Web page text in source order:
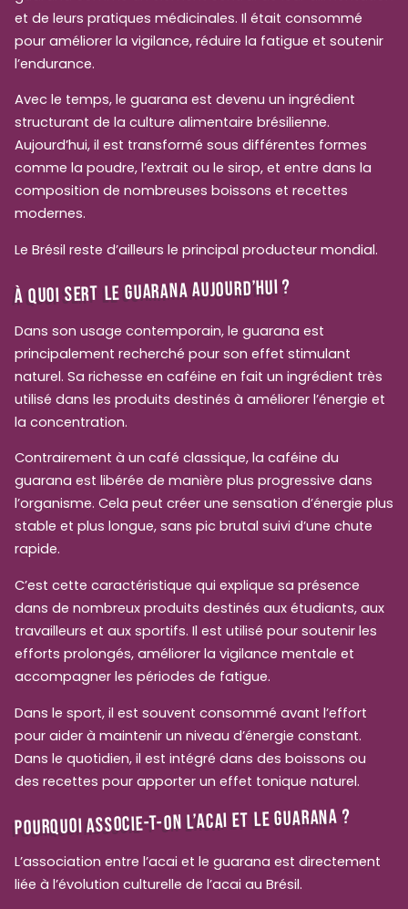
et de leurs pratiques médicinales. Il était consommé
pour améliorer la vigilance, réduire la fatigue et soutenir
l’endurance.
Avec le temps, le guarana est devenu un ingrédient
structurant de la culture alimentaire brésilienne.
Aujourd’hui, il est transformé sous différentes formes
comme la poudre, l’extrait ou le sirop, et entre dans la
composition de nombreuses boissons et recettes
modernes.
Le Brésil reste d’ailleurs le principal producteur mondial.
À QUOI SERT LE GUARANA AUJOURD’HUI ?
Dans son usage contemporain, le guarana est
principalement recherché pour son effet stimulant
naturel. Sa richesse en caféine en fait un ingrédient très
utilisé dans les produits destinés à améliorer l’énergie et
la concentration.
Contrairement à un café classique, la caféine du
guarana est libérée de manière plus progressive dans
l’organisme. Cela peut créer une sensation d’énergie plus
stable et plus longue, sans pic brutal suivi d’une chute
rapide.
C’est cette caractéristique qui explique sa présence
dans de nombreux produits destinés aux étudiants, aux
travailleurs et aux sportifs. Il est utilisé pour soutenir les
efforts prolongés, améliorer la vigilance mentale et
accompagner les périodes de fatigue.
Dans le sport, il est souvent consommé avant l’effort
pour aider à maintenir un niveau d’énergie constant.
Dans le quotidien, il est intégré dans des boissons ou
des recettes pour apporter un effet tonique naturel.
POURQUOI ASSOCIE-T-ON L’ACAI ET LE GUARANA ?
L’association entre l’acai et le guarana est directement
liée à l’évolution culturelle de l’acai au Brésil.